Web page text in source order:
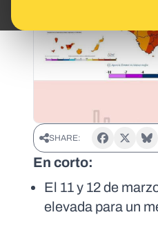
SHARE:
En corto:
El 11 y 12 de
elevada para un